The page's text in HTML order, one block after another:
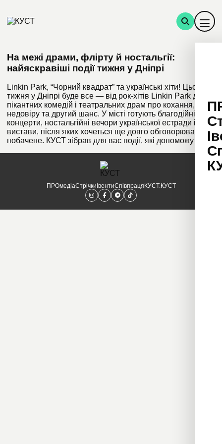
На межі драми, флірту й ностальгії:
найяскравіші події тижня у Дніпрі
Linkin Park, “Чорний квадрат” та українські хіти! Цього
тижня у Дніпрі буде все — від рок-хітів Linkin Park до
пікантних комедій і театральних драм про кохання,
недовіру та другий шанс. У місті готують благодійні
концерти, ностальгійні вечори української естради і
вистави, після яких хочеться ще довго обговорювати
побачене. КУСТ зібрав для вас події, які допоможуть […]
ПРОмедіаСтрічки ІвентиСпівпраця КУСТ.КУСТ